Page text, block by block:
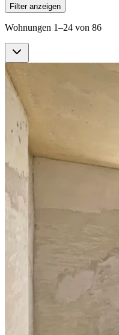
Filter anzeigen
Wohnungen 1–24 von 86